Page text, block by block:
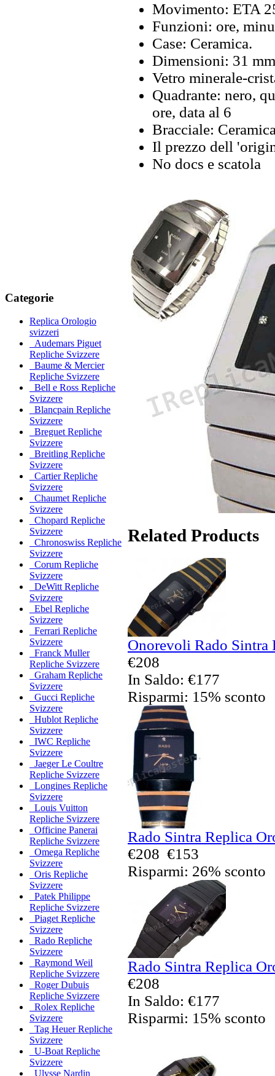
Categorie
Replica Orologio
svizzeri
Audemars Piguet
Repliche Svizzere
Baume & Mercier
Repliche Svizzere
Bell e Ross Repliche
Svizzere
Blancpain Repliche
Svizzere
Breguet Repliche
Svizzere
Breitling Repliche
Svizzere
Cartier Repliche
Svizzere
Chaumet Repliche
Svizzere
Chopard Repliche
Svizzere
Chronoswiss Repliche
Svizzere
Corum Repliche
Svizzere
DeWitt Repliche
Svizzere
Ebel Repliche
Svizzere
Ferrari Repliche
Svizzere
Franck Muller
Repliche Svizzere
Graham Repliche
Svizzere
Gucci Repliche
Svizzere
Hublot Repliche
Svizzere
IWC Repliche
Svizzere
Jaeger Le Coultre
Repliche Svizzere
Longines Repliche
Svizzere
Louis Vuitton
Repliche Svizzere
Officine Panerai
Repliche Svizzere
Omega Repliche
Svizzere
Oris Repliche
Svizzere
Patek Philippe
Repliche Svizzere
Piaget Repliche
Svizzere
Rado Repliche
Svizzere
Raymond Weil
Repliche Svizzere
Roger Dubuis
Repliche Svizzere
Rolex Repliche
Svizzere
Tag Heuer Repliche
Svizzere
U-Boat Repliche
Svizzere
Ulysse Nardin
Movimento: ETA
Funzioni: ore,
Case: Ceramica.
Dimensioni: 31
Vetro minerale-
Quadrante: nero,
ore, data al 6
Bracciale:
Il prezzo dell
No docs e scatola
Related Products
Onorevoli Rado
€208
In Saldo: €177
Risparmi: 15% sconto
Rado Sintra Replica
€208 €153
Risparmi: 26% sconto
Rado Sintra Replica
€208
In Saldo: €177
Risparmi: 15% sconto